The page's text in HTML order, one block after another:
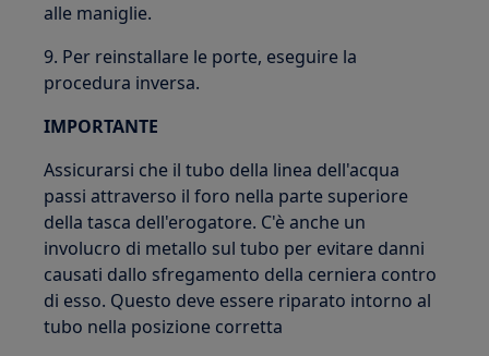
alle maniglie.
9. Per reinstallare le porte, eseguire la
procedura inversa.
IMPORTANTE
Assicurarsi che il tubo della linea dell'acqua
passi attraverso il foro nella parte superiore
della tasca dell'erogatore. C'è anche un
involucro di metallo sul tubo per evitare danni
causati dallo sfregamento della cerniera contro
di esso. Questo deve essere riparato intorno al
tubo nella posizione corretta